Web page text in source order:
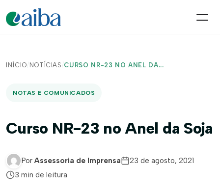
INÍCIO/ NOTÍCIAS /CURSO NR-23 NO ANEL DA...
NOTAS E COMUNICADOS
Curso NR-23 no Anel da Soja
Por Assessoria de Imprensa
23 de agosto, 2021
3 min de leitura